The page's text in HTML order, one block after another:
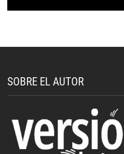
SOBRE EL AUTOR